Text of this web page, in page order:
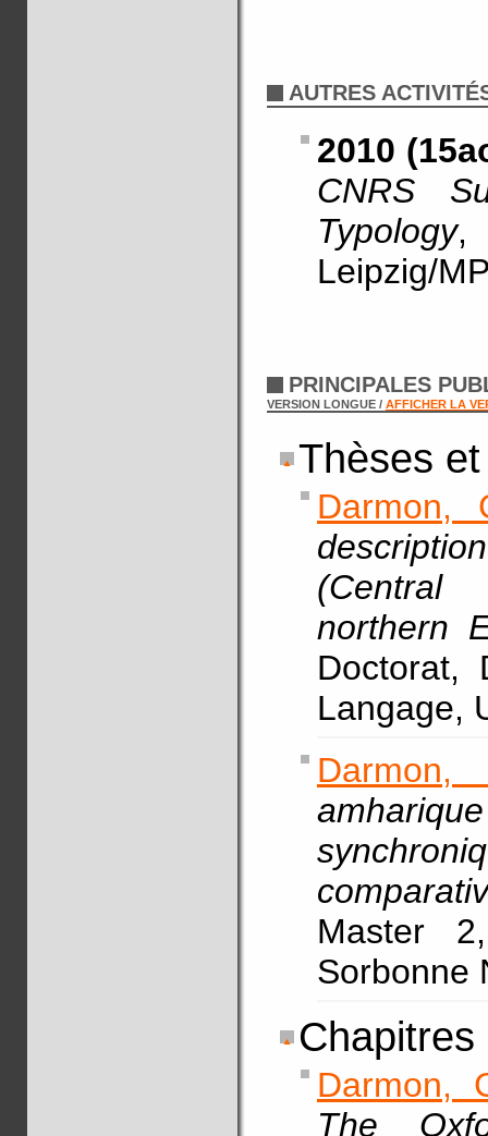
AUTRES
2010
CNRS
Typology,
Leipzig/
PRINCIPALES
VERSION LONGUE / AFFICHER LA
Thèses
Darmon,
(Central
northern
Doctorat,
Langage,
Master
Sorbonne
Darmon,
The